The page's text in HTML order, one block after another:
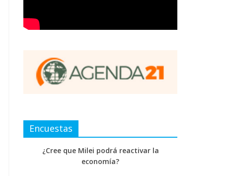
Encuestas
¿Cree que Milei podrá reactivar la
economía?